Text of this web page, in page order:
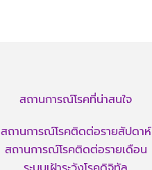
สถานการณ์โรคที่น่าสนใจ
สถานการณ์โรคติดต่อรายสัปดาห์
สถานการณ์โรคติดต่อรายเดือน